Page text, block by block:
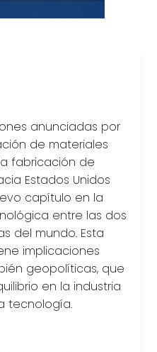
anunciadas por
de materiales
fabricación de
Estados Unidos
capítulo en la
entre las dos
del mundo. Esta
implicaciones
geopolíticas, que
en la industria
tecnología.